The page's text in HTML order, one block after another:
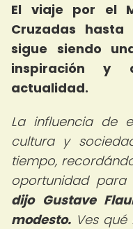
El viaje por el
Cruzadas hasta
sigue siendo
inspiración y
actualidad.
La influencia de
cultura y
tiempo,
oportunidad
dijo Gustave
modesto. Ves